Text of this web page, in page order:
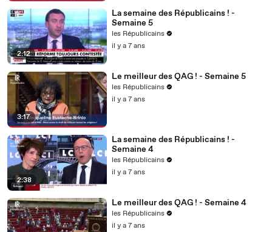
2:12
La semaine des Républicains ! -
Semaine 5
les Républicains
il y a 7 ans
3:17
Le meilleur des QAG ! - Semaine 5
les Républicains
il y a 7 ans
2:38
La semaine des Républicains ! -
Semaine 4
les Républicains
il y a 7 ans
Le meilleur des QAG ! - Semaine 4
les Républicains
il y a 7 ans